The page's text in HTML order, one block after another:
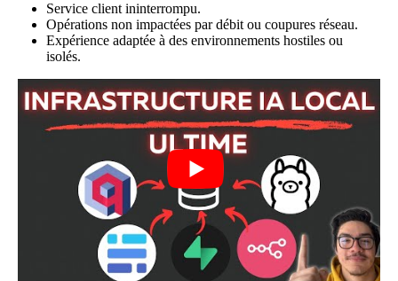
Service client ininterrompu.
Opérations non impactées par débit ou coupures réseau.
Expérience adaptée à des environnements hostiles ou
isolés.